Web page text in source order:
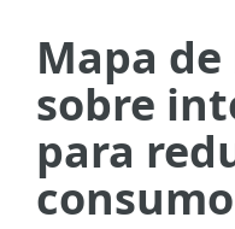
Mapa
sobre
para